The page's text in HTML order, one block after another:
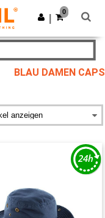
App holen
0
BLAU DAMEN